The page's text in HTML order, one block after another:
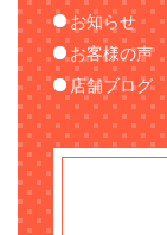
お知らせ
お客様の声
店舗ブログ